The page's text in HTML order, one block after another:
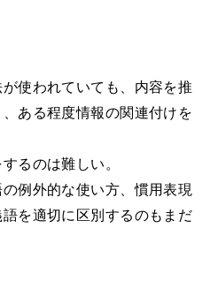
使われていても、内容を推
ある程度情報の関連付けを
るのは難しい。
例外的な使い方、慣用表現
を適切に区別するのもまだ